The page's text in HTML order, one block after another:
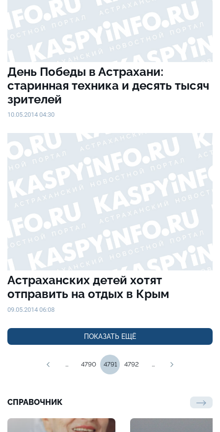
День Победы в Астрахани:
старинная техника и десять тысяч
зрителей
10.05.2014 04:30
Астраханских детей хотят
отправить на отдых в Крым
09.05.2014 06:08
ПОКАЗАТЬ ЕЩЁ
... 4790 4791 4792 ...
СПРАВОЧНИК